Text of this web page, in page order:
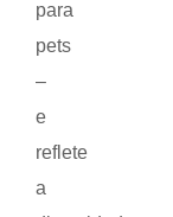
para
pets
–
e
reflete
a